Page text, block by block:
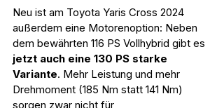
Neu ist am Toyota Yaris Cross 2024
außerdem eine Motorenoption: Neben
dem bewährten 116 PS Vollhybrid gibt es
jetzt auch eine 130 PS starke
Variante. Mehr Leistung und mehr
Drehmoment (185 Nm statt 141 Nm)
sorgen zwar nicht für